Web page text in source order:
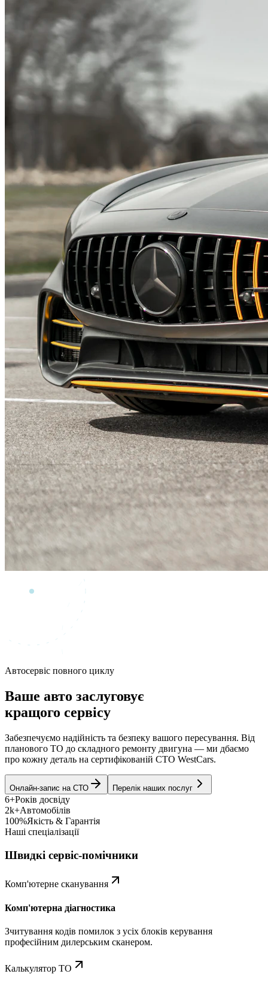
Автосервіс повного циклу
Ваше авто заслуговує
кращого сервісу
Забезпечуємо надійність та безпеку вашого пересування. Від
планового ТО до складного ремонту двигуна — ми дбаємо
про кожну деталь на сертифікованій СТО WestCars.
Онлайн-запис на СТО Перелік наших послуг
6+Років досвіду
2k+Автомобілів
100%Якість & Гарантія
Наші спеціалізації
Швидкі сервіс-помічники
Комп'ютерне сканування
Комп'ютерна діагностика
Зчитування кодів помилок з усіх блоків керування
професійним дилерським сканером.
Калькулятор ТО